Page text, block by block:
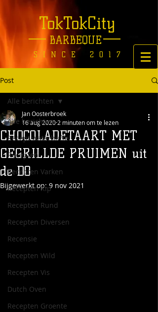
TokTokCity
BARBEQUE
SINCE 2017
Post
Alle berichten
Recept waterbuffel
Recepten
Recepten Varken
Recepten Kip
Recepten Rund
Recepten Diversen
Recensie
Recepten Wild
Recepten Vis
Dutch Oven
Recepten Groente
Alle berichten
CHOCOLADETAART MET
GEGRILLDE PRUIMEN uit
de DO
Jan Oosterbroek
16 aug 2020 2 minuten om te lezen
Bijgewerkt op:9 nov 2021